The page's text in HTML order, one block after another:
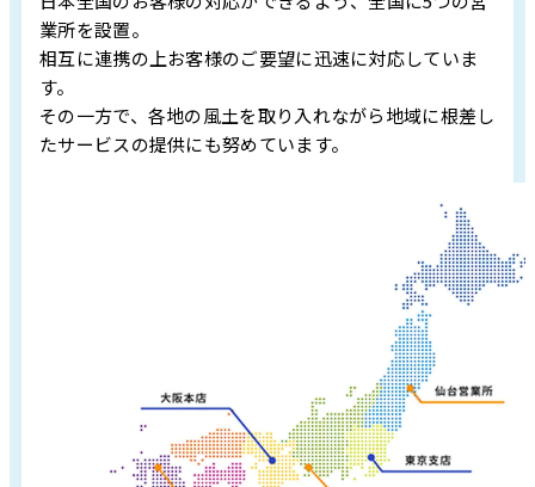
業所を設置。
相互に連携の上お客様のご要望に迅速に対応していま
す。
その一方で、各地の風土を取り入れながら地域に根差し
たサービスの提供にも努めています。